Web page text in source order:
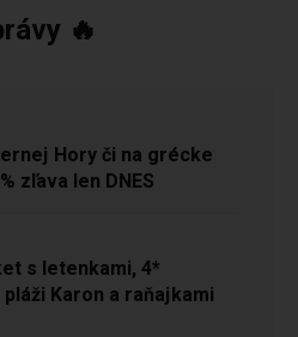
🔥
Hory či na grécke
zľava len DNES
s letenkami, 4*
Karon a raňajkami